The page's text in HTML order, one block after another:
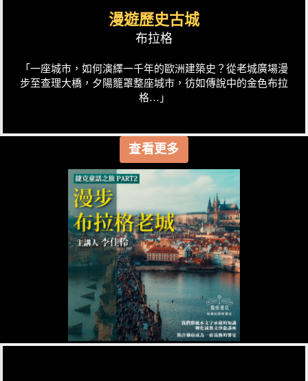
漫遊歷史古城
布拉格
「一座城市，如何演繹一千年的歐洲建築史？從老城廣場漫
步至查理大橋，夕陽籠罩整座城市，彷如傳說中的金色布拉
格…」
查看更多